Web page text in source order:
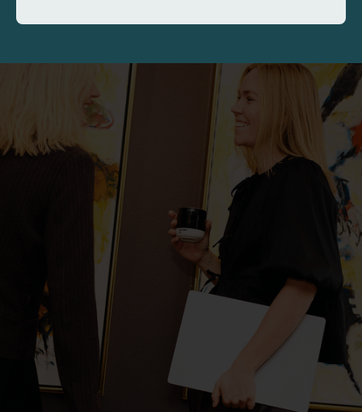
For virksomheder betyder løndirektivet ikke blot
en administrativ opgave, men også en mulighed
for at arbejde aktivt med ligestilling. Spørgsmålet
er, hvordan det vil forme arbejdsmarkedet i
praksis - og om det er tilstrækkeligt til at skabe
reel forandring.
Vi har talt med Astrid Wodschow,
styrelsesmedlem af
Dansk Kvindesamfund
, om,
hvad det nye direktiv betyder. Astrid har en
baggrund inden for bæredygtighed og
standardisering og har arbejdet med
arbejdsforhold i både NGO’er og private